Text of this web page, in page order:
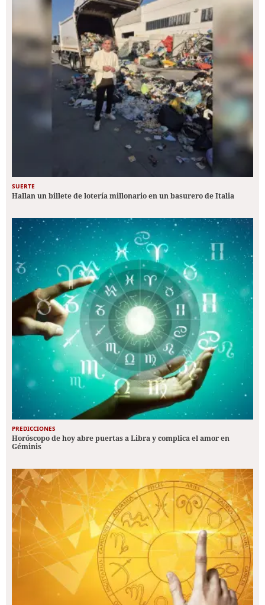
SUERTE
Hallan un billete de lotería millonario en un basurero de Italia
PREDICCIONES
Horóscopo de hoy abre puertas a Libra y complica el amor en
Géminis